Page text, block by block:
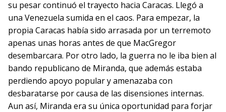
su pesar continuó el trayecto hacia Caracas. Llegó a
una Venezuela sumida en el caos. Para empezar, la
propia Caracas había sido arrasada por un terremoto
apenas unas horas antes de que MacGregor
desembarcara. Por otro lado, la guerra no le iba bien al
bando republicano de Miranda, que además estaba
perdiendo apoyo popular y amenazaba con
desbaratarse por causa de las disensiones internas.
Aun así, Miranda era su única oportunidad para forjar